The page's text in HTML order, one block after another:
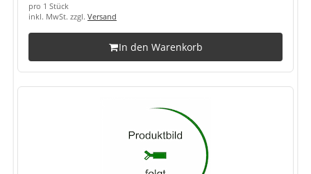
pro 1 Stück
inkl. MwSt. zzgl. Versand
In den Warenkorb